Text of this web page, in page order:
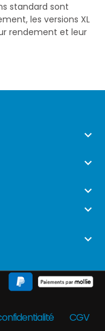
standard sont
les versions XL
rendement et leur





CGV